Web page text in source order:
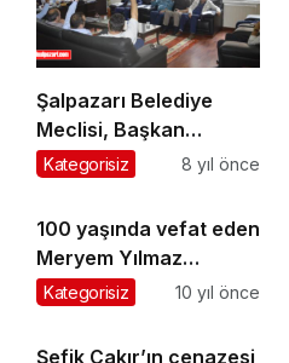
Şalpazarı Belediye
Meclisi, Başkan
Kurukız’a hizmet binası
ilave borçlanma yetkisi
verdi
Kategorisiz 8 yıl önce
100 yaşında vefat eden
Meryem Yılmaz
Fidanbaşı’nda toprağa
Kategorisiz 10 yıl önce
Şefik Çakır’ın cenazesi